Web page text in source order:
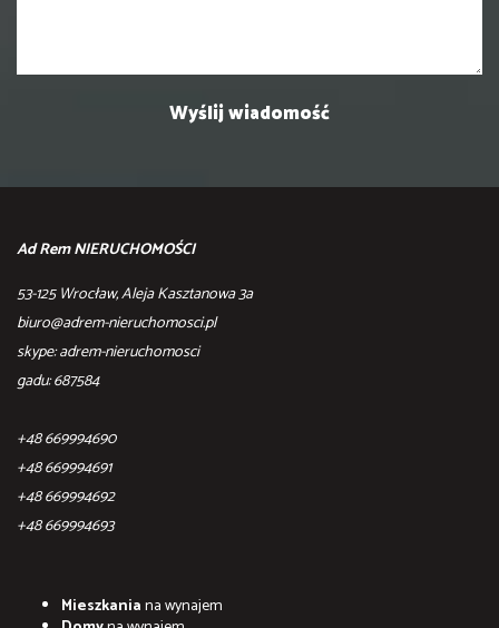
Ad Rem NIERUCHOMOŚCI
53-125 Wrocław, Aleja Kasztanowa 3a
biuro@adrem-nieruchomosci.pl
skype: adrem-nieruchomosci
gadu: 687584
+48 669994690
+48 669994691
+48 669994692
+48 669994693
Mieszkaniana wynajem